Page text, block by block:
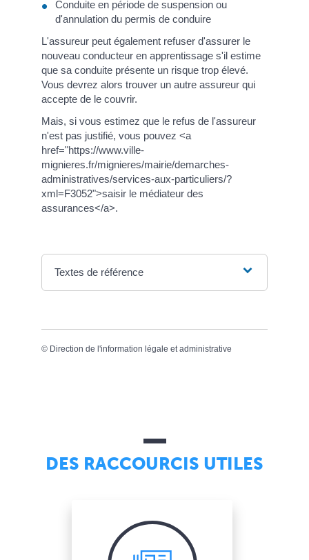
Conduite en période de suspension ou
d'annulation du permis de conduire
L'assureur peut également refuser d'assurer le
nouveau conducteur en apprentissage s'il estime
que sa conduite présente un risque trop élevé.
Vous devrez alors trouver un autre assureur qui
accepte de le couvrir.
Mais, si vous estimez que le refus de l'assureur
n'est pas justifié, vous pouvez <a
href="https://www.ville-
mignieres.fr/mignieres/mairie/demarches-
administratives/services-aux-particuliers/?
xml=F3052">saisir le médiateur des
assurances</a>.
Textes de référence
© Direction de l'information légale et administrative
DES RACCOURCIS UTILES